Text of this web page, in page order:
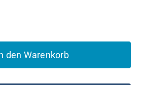
den Warenkorb